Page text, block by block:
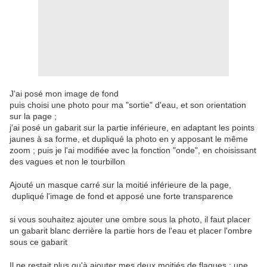
J'ai posé mon image de fond
puis choisi une photo pour ma "sortie" d'eau, et son orientation
sur la page ;
j'ai posé un gabarit sur la partie inférieure, en adaptant les points
jaunes à sa forme, et dupliqué la photo en y apposant le même
zoom ; puis je l'ai modifiée avec la fonction "onde", en choisissant
des vagues et non le tourbillon
Ajouté un masque carré sur la moitié inférieure de la page,
dupliqué l'image de fond et apposé une forte transparence
si vous souhaitez ajouter une ombre sous la photo, il faut placer
un gabarit blanc derrière la partie hors de l'eau et placer l'ombre
sous ce gabarit